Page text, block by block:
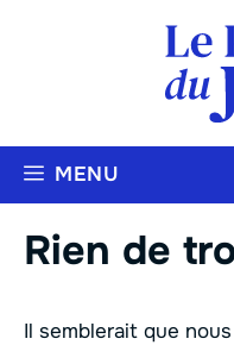
MENU
Rien de
Il semblerait que